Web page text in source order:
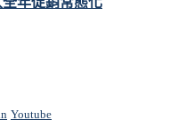
Youtube